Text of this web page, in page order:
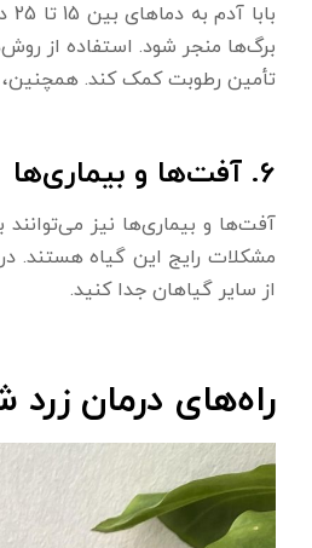
برگ‌ها منجر شود. استفاده از
تأمین رطوبت کمک کند. همچنین،
6. آفت‌ها و بیماری‌ها
آفت‌ها و بیماری‌ها نیز
مشکلات رایج این گیاه هستند.
از سایر گیاهان جدا کنید.
راه‌های درمان